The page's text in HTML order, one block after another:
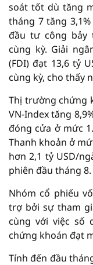
soát tốt dù tăng
tháng 7 tăng
đầu tư công bảy
cùng kỳ. Giải
(FDI) đạt 13,6 tỷ
cùng kỳ, cho thấy
Thị trường chứng
VN-Index tăng
đóng cửa ở mức
Thanh khoản ở
hơn 2,1 tỷ USD/
phiên đầu tháng 8.
Nhóm cổ phiếu
trợ bởi sự tham
cùng với việc số
chứng khoán đạt
Tính đến đầu